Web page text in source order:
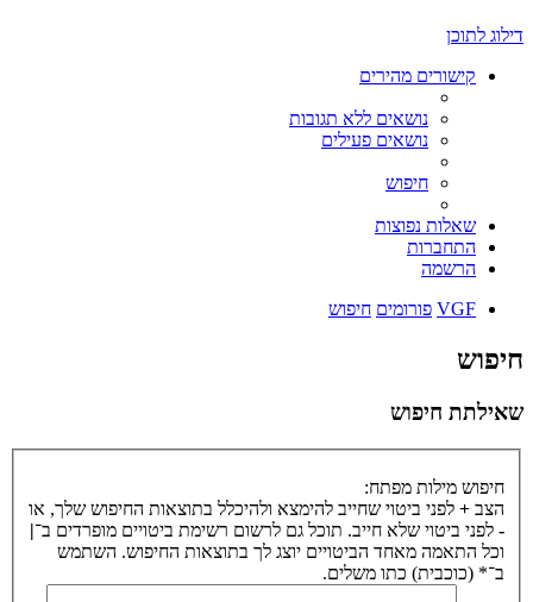
דילוג לתוכן
קישורים מהירים
נושאים ללא תגובות
נושאים פעילים
חיפוש
שאלות נפוצות
התחברות
הרשמה
VGF פורומים חיפוש
חיפוש
שאילתת חיפוש
חיפוש מילות מפתח:
הצב + לפני ביטוי שחייב להימצא ולהיכלל בתוצאות החיפוש שלך, או
- לפני ביטוי שלא חייב. תוכל גם לרשום רשימת ביטויים מופרדים ב־|
וכל התאמה מאחד הביטויים יוצג לך בתוצאות החיפוש. השתמש
ב־* (כוכבית) כתו משלים.